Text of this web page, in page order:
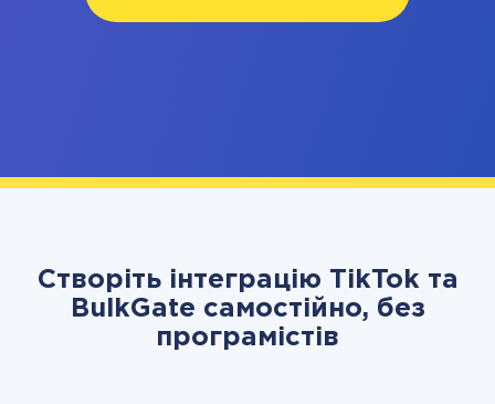
Створіть інтеграцію TikTok та
BulkGate самостійно, без
програмістів